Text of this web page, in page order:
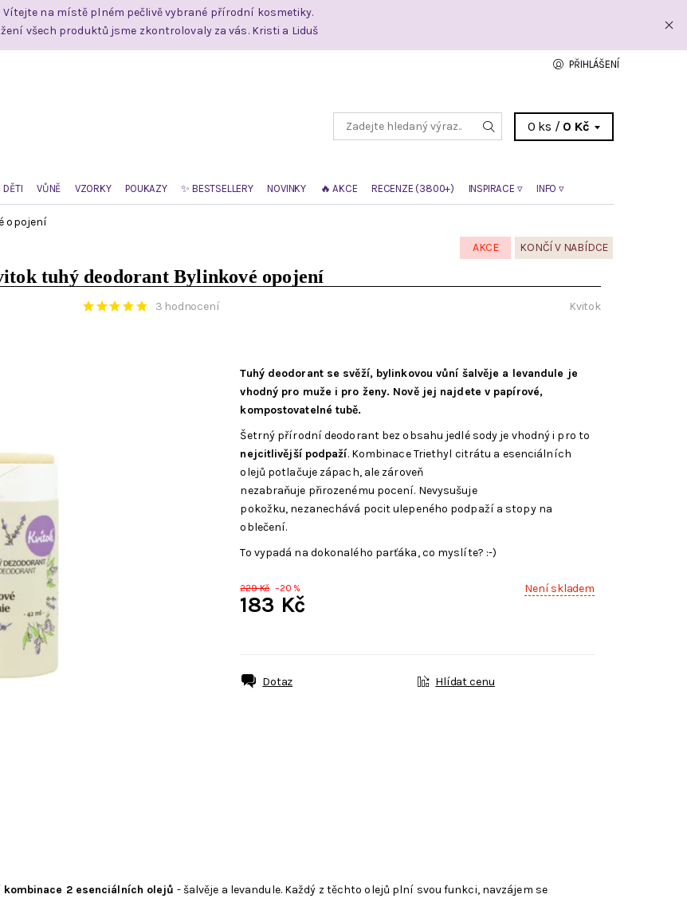
Vítejte na místě plném pečlivě vybrané přírodní kosmetiky.
všech produktů jsme zkontrolovaly za vás. Kristi a Liduš
PŘIHLÁŠENÍ
0 ks / 0 Kč
DĚTI VŮNĚ VZORKY POUKAZY ✨ BESTSELLERY NOVINKY 🔥 AKCE RECENZE (3800+) INSPIRACE ▿ INFO ▿
opojení
AKCE
KONČÍ V NABÍDCE
tuhý deodorant Bylinkové opojení
3 hodnocení Kvitok
Tuhý deodorant se svěží, bylinkovou vůní šalvěje a levandule je
vhodný pro muže i pro ženy. Nově jej najdete v papírové,
kompostovatelné tubě.
Šetrný přírodní deodorant bez obsahu jedlé sody je vhodný i pro to
nejcitlivější podpaží. Kombinace Triethyl citrátu a esenciálních
olejů potlačuje zápach, ale zároveň
nezabraňuje přirozenému pocení. Nevysušuje
pokožku, nezanechává pocit ulepeného podpaží a stopy na
oblečení.
To vypadá na dokonalého parťáka, co myslíte? :-)
229 Kč –20 % Není skladem
183 Kč
Dotaz Hlídat cenu
kombinace 2 esenciálních olejů - šalvěje a levandule. Každý z těchto olejů plní svou funkci, navzájem se